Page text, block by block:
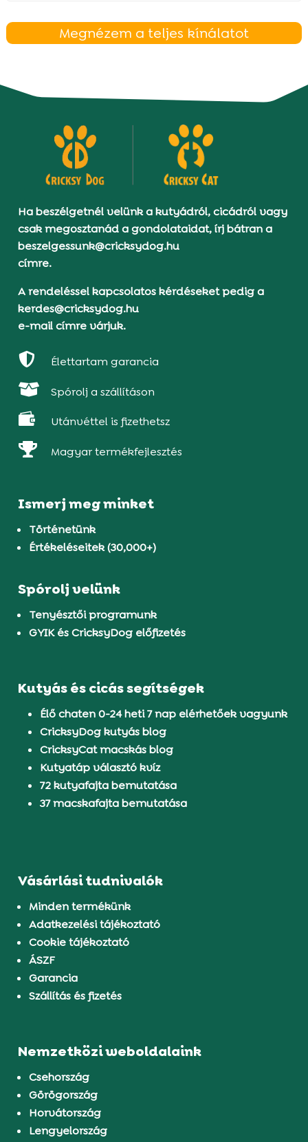
Megnézem a teljes kínálatot
Ha beszélgetnél velünk a kutyádról, cicádról vagy
csak megosztanád a gondolataidat, írj bátran a
beszelgessunk@cricksydog.hu
címre.
A rendeléssel kapcsolatos kérdéseket pedig a
kerdes@cricksydog.hu
e-mail címre várjuk.
 Élettartam garancia
 Spórolj a szállításon
 Utánvéttel is fizethetsz
 Magyar termékfejlesztés
Ismerj meg minket
Történetünk
Értékeléseitek (30,000+)
Spórolj velünk
Tenyésztői programunk
GYIK és CricksyDog előfizetés
Kutyás és cicás segítségek
Élő chaten 0-24 heti 7 nap elérhetőek vagyunk
CricksyDog kutyás blog
CricksyCat macskás blog
Kutyatáp választó kvíz
72 kutyafajta bemutatása
37 macskafajta bemutatása
Vásárlási tudnivalók
Minden termékünk
Adatkezelési tájékoztató
Cookie tájékoztató
ÁSZF
Garancia
Szállítás és fizetés
Nemzetközi weboldalaink
Csehország
Görögország
Horvátország
Lengyelország